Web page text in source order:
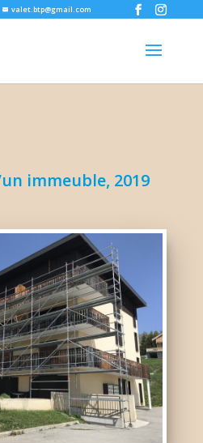
valet.btp@gmail.com
immeuble, 2019